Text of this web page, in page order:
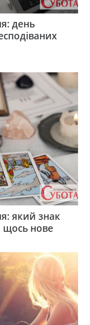
день
який знак
щось нове